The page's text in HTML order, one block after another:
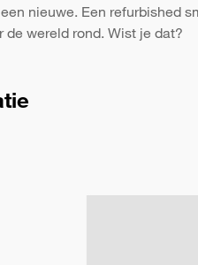
nieuwe. Een refurbished
de wereld rond. Wist je dat?